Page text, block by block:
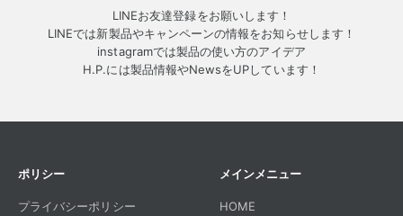
LINEお友達登録をお願いします！
LINEでは新製品やキャンペーンの情報をお知らせします！
instagramでは製品の使い方のアイデア
H.P.には製品情報やNewsをUPしています！
ポリシー
プライバシーポリシー
メインメニュー
HOME